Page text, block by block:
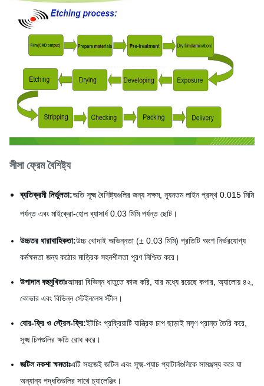
সীসা ফ্রেম বৈশিষ্ট্য
ব্যতিক্রমী নির্ভুলতা:অতি সূক্ষ্ম বৈশিষ্ট্যগুলির জন্য সক্ষম, ন্যূনতম লাইন প্রস্থ 0.015 মিমি
পর্যন্ত এবং মাইক্রো-হোল ব্যাসার্ধ 0.03 মিমি পর্যন্ত ছোট।
উচ্চতর ধারাবাহিকতা:উচ্চ খোদাই অভিন্নতা (± 0.03 মিমি) প্রতিটি অংশ নির্ভরযোগ্য
কর্মক্ষমতা জন্য কঠোর মাত্রিক সহনশীলতা পূরণ নিশ্চিত করে।
উপাদান বহুমুখিতাঃআমরা বিভিন্ন ধাতুতে কাজ করি, যার মধ্যে রয়েছে কপার, অ্যালোয় ৪২,
কোভার এবং বিভিন্ন স্টেইনলেস স্টীল।
বোর-ফ্রি ও স্ট্রেস-ফ্রি:ইটচিং প্রক্রিয়াটি যান্ত্রিক চাপ ছাড়াই মসৃণ প্রান্ত তৈরি করে,
সূক্ষ্ম চিপগুলির ক্ষতি রোধ করে।
জটিল নকশা ক্ষমতাঃএটি সহজেই জটিল এবং সূক্ষ্ম-প্যাচ প্যাটার্নগুলিকে সামঞ্জস্য করে যা
অন্যান্য পদ্ধতিগুলির সাথে চ্যালেঞ্জিং।